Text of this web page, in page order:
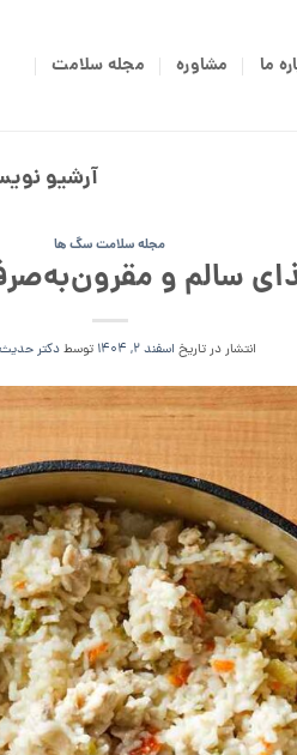
ما مشاوره مجله سلامت
آرشیو
مجله سلامت سگ ها
سالم و
انتشار در تاریخ اسفند 2, 1404 توسطدکتر